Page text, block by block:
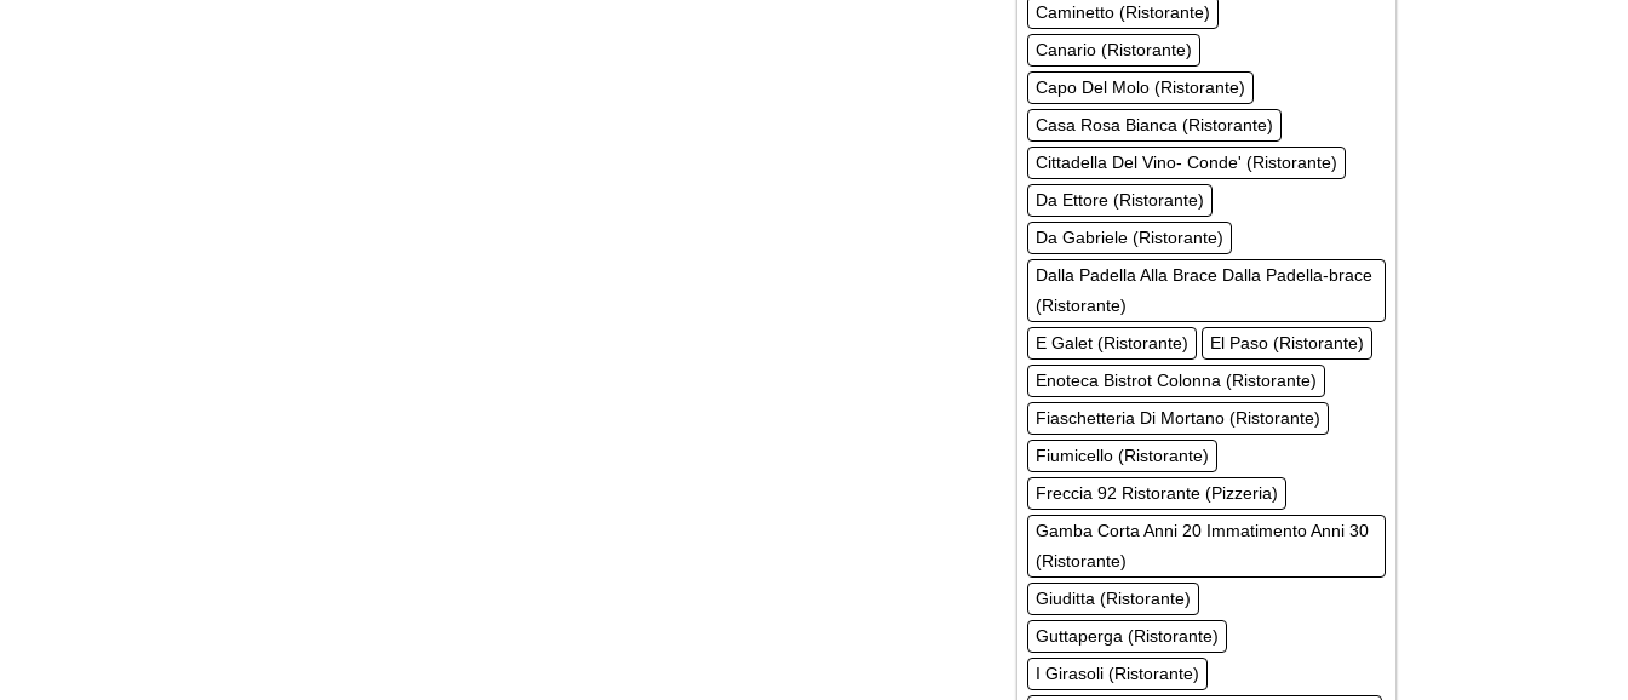
Caminetto (Ristorante)
Canario (Ristorante)
Capo Del Molo (Ristorante)
Casa Rosa Bianca (Ristorante)
Cittadella Del Vino- Conde' (Ristorante)
Da Ettore (Ristorante)
Da Gabriele (Ristorante)
Dalla Padella Alla Brace Dalla Padella-brace
(Ristorante)
E Galet (Ristorante)
El Paso (Ristorante)
Enoteca Bistrot Colonna (Ristorante)
Fiaschetteria Di Mortano (Ristorante)
Fiumicello (Ristorante)
Freccia 92 Ristorante (Pizzeria)
Gamba Corta Anni 20 Immatimento Anni 30
(Ristorante)
Giuditta (Ristorante)
Guttaperga (Ristorante)
I Girasoli (Ristorante)